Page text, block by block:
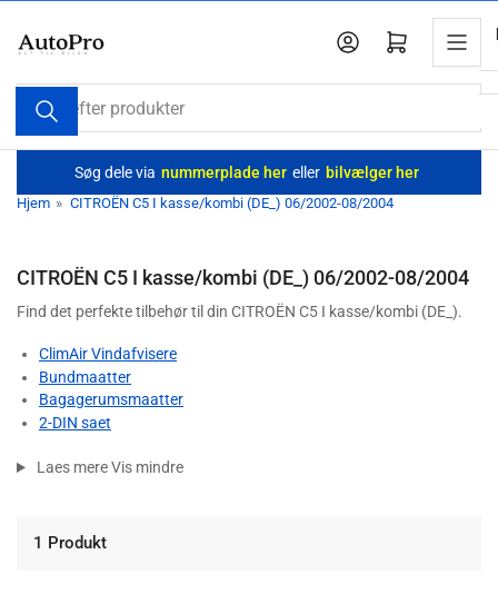
Søg
efter
produkter
Log ind Åbn mini-indkøbskurv
Søg dele via nummerplade her eller bilvælger her
Hjem » CITROËN C5 I kasse/kombi (DE_) 06/2002-08/2004
CITROËN C5 I kasse/kombi (DE_) 06/2002-08/2004
Find det perfekte tilbehør til din CITROËN C5 I kasse/kombi (DE_).
ClimAir Vindafvisere
Bundmaatter
Bagagerumsmaatter
2-DIN saet
Laes mereVis mindre
1 Produkt